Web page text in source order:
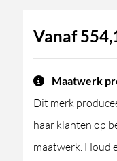
Vanaf
Maatwerk
Dit merk
haar klanten op
maatwerk. Houd